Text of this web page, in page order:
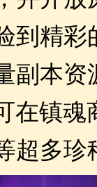
到精彩
副本资
在镇
超多珍